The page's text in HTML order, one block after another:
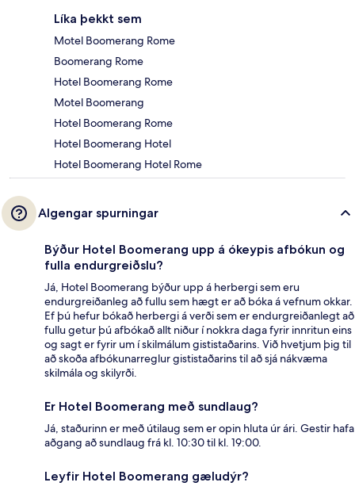
Líka þekkt sem
Motel Boomerang Rome
Boomerang Rome
Hotel Boomerang Rome
Motel Boomerang
Hotel Boomerang Rome
Hotel Boomerang Hotel
Hotel Boomerang Hotel Rome
Algengar spurningar
Býður Hotel Boomerang upp á ókeypis afbókun og
fulla endurgreiðslu?
Já, Hotel Boomerang býður upp á herbergi sem eru
endurgreiðanleg að fullu sem hægt er að bóka á vefnum okkar.
Ef þú hefur bókað herbergi á verði sem er endurgreiðanlegt að
fullu getur þú afbókað allt niður í nokkra daga fyrir innritun eins
og sagt er fyrir um í skilmálum gististaðarins. Við hvetjum þig til
að skoða afbókunarreglur gististaðarins til að sjá nákvæma
skilmála og skilyrði.
Er Hotel Boomerang með sundlaug?
Já, staðurinn er með útilaug sem er opin hluta úr ári. Gestir hafa
aðgang að sundlaug frá kl. 10:30 til kl. 19:00.
Leyfir Hotel Boomerang gæludýr?